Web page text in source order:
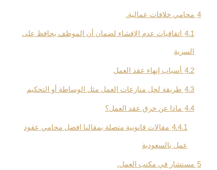
4 محامي خلافات عمالية.
4.1 اتفاقيات عدم الإفشاء لضمان أن الموظف يحافظ على
السرية
4.2 أسباب إنهاء عقد العمل
4.3 طريقة لحل منازعات العمل مثل الوساطة أو التحكيم
4.4 ماذا عن خرق عقد العمل؟
4.4.1 مقالات قانونية متصلة بمقالنا افضل محامي عقود
عمل بالسعودية
5 مستشار في مكتب العمل.